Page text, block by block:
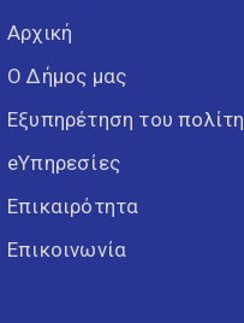
Αρχική
Ο Δήμος μας
Εξυπηρέτηση του πολίτη
eΥπηρεσίες
Επικαιρότητα
Επικοινωνία